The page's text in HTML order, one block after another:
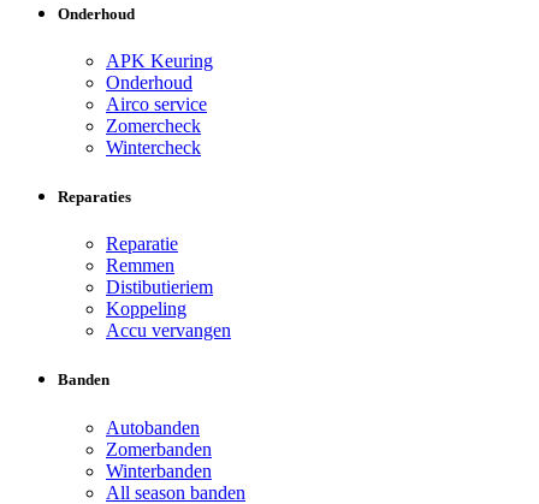
Onderhoud
APK Keuring
Onderhoud
Airco service
Zomercheck
Wintercheck
Reparaties
Reparatie
Remmen
Distibutieriem
Koppeling
Accu vervangen
Banden
Autobanden
Zomerbanden
Winterbanden
All season banden